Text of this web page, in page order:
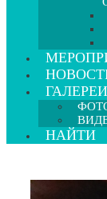
ГАЛЕРЕИ
НАЙТИ